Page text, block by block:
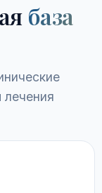
база
лечения